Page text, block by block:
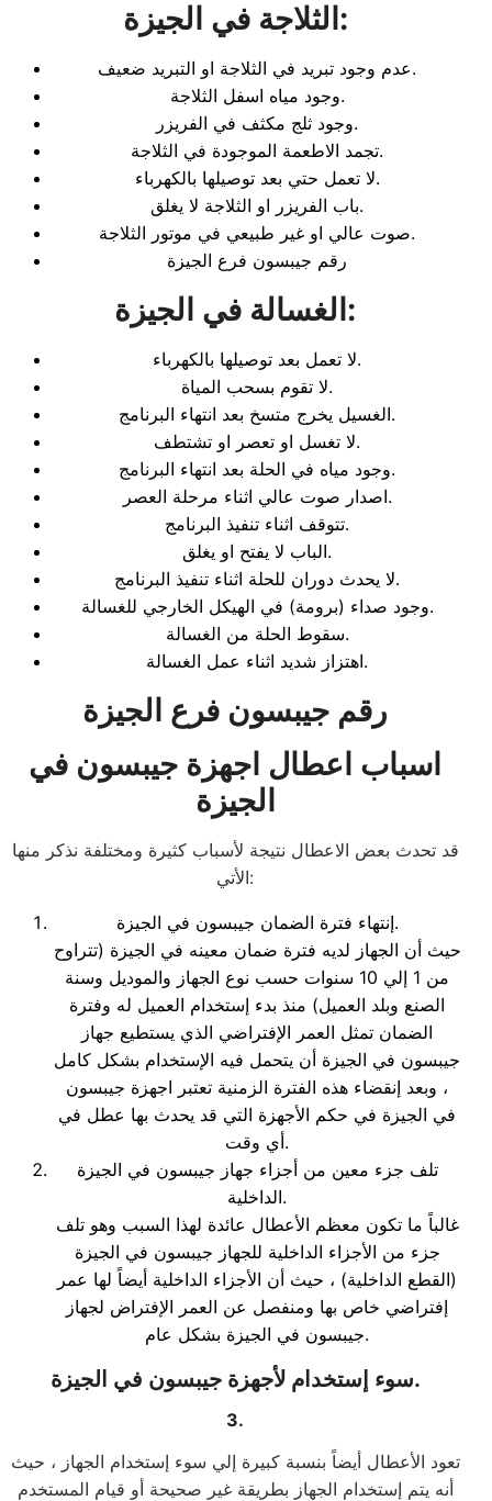
الثلاجة في الجيزة:
عدم وجود تبريد في الثلاجة او التبريد ضعيف.
وجود مياه اسفل الثلاجة.
وجود ثلج مكثف في الفريزر.
تجمد الاطعمة الموجودة في الثلاجة.
لا تعمل حتي بعد توصيلها بالكهرباء.
باب الفريزر او الثلاجة لا يغلق.
صوت عالي او غير طبيعي في موتور الثلاجة.
رقم جيبسون فرع الجيزة
الغسالة في الجيزة:
لا تعمل بعد توصيلها بالكهرباء.
لا تقوم بسحب المياة.
الغسيل يخرج متسخ بعد انتهاء البرنامج.
لا تغسل او تعصر او تشتطف.
وجود مياه في الحلة بعد انتهاء البرنامج.
اصدار صوت عالي اثناء مرحلة العصر.
تتوقف اثناء تنفيذ البرنامج.
الباب لا يفتح او يغلق.
لا يحدث دوران للحلة اثناء تنفيذ البرنامج.
وجود صداء (برومة) في الهيكل الخارجي للغسالة.
سقوط الحلة من الغسالة.
اهتزاز شديد اثناء عمل الغسالة.
رقم جيبسون فرع الجيزة
اسباب اعطال اجهزة جيبسون في
الجيزة
قد تحدث بعض الاعطال نتيجة لأسباب كثيرة ومختلفة نذكر منها
الأتي:
إنتهاء فترة الضمان جيبسون في الجيزة.
حيث أن الجهاز لديه فترة ضمان معينه في الجيزة (تتراوح
من 1 إلي 10 سنوات حسب نوع الجهاز والموديل وسنة
الصنع وبلد العميل) منذ بدء إستخدام العميل له وفترة
الضمان تمثل العمر الإفتراضي الذي يستطيع جهاز
جيبسون في الجيزة أن يتحمل فيه الإستخدام بشكل كامل
، وبعد إنقضاء هذه الفترة الزمنية تعتبر اجهزة جيبسون
في الجيزة في حكم الأجهزة التي قد يحدث بها عطل في
أي وقت.
تلف جزء معين من أجزاء جهاز جيبسون في الجيزة
الداخلية.
غالباً ما تكون معظم الأعطال عائدة لهذا السبب وهو تلف
جزء من الأجزاء الداخلية للجهاز جيبسون في الجيزة
(القطع الداخلية) ، حيث أن الأجزاء الداخلية أيضاً لها عمر
إفتراضي خاص بها ومنفصل عن العمر الإفتراض لجهاز
جيبسون في الجيزة بشكل عام.
سوء إستخدام لأجهزة جيبسون في الجيزة.
3.
تعود الأعطال أيضاً بنسبة كبيرة إلي سوء إستخدام الجهاز ، حيث
أنه يتم إستخدام الجهاز بطريقة غير صحيحة أو قيام المستخدم